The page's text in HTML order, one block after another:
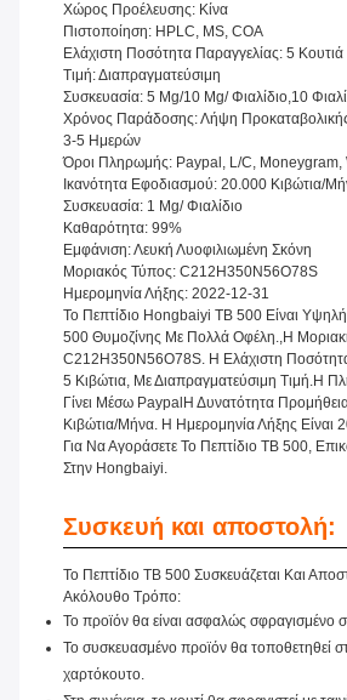
Χώρος Προέλευσης: Κίνα
Πιστοποίηση: HPLC, MS, COA
Ελάχιστη Ποσότητα Παραγγελίας: 5 Κουτιά
Τιμή: Διαπραγματεύσιμη
Συσκευασία: 5 Mg/10 Mg/ Φιαλίδιο,10
Χρόνος Παράδοσης: Λήψη
3-5 Ημερών
Όροι Πληρωμής: Paypal, L/C, Moneygram,
Ικανότητα Εφοδιασμού: 20.000 Κιβώτια/
Συσκευασία: 1 Mg/ Φιαλίδιο
Καθαρότητα: 99%
Εμφάνιση: Λευκή Λυοφιλιωμένη Σκόνη
Μοριακός Τύπος: C212H350N56O78S
Ημερομηνία Λήξης: 2022-12-31
Το Πεπτίδιο Hongbaiyi TB 500 Είναι
500 Θυμοζίνης Με Πολλά Οφέλη.,Η
C212H350N56O78S. Η Ελάχιστη Ποσότητα
5 Κιβώτια, Με Διαπραγματεύσιμη Τιμή.Η
Γίνει Μέσω PaypalΗ Δυνατότητα
Κιβώτια/μήνα. Η Ημερομηνία Λήξης Είναι
Για Να Αγοράσετε Το Πεπτίδιο TB 500,
Στην Hongbaiyi.
Συσκευή και αποστολή:
Το Πεπτίδιο TB 500 Συσκευάζεται Και
Ακόλουθο Τρόπο:
Το προϊόν θα είναι ασφαλώς σφραγισμένο
Το συσκευασμένο προϊόν θα τοποθετηθεί
χαρτόκουτο.